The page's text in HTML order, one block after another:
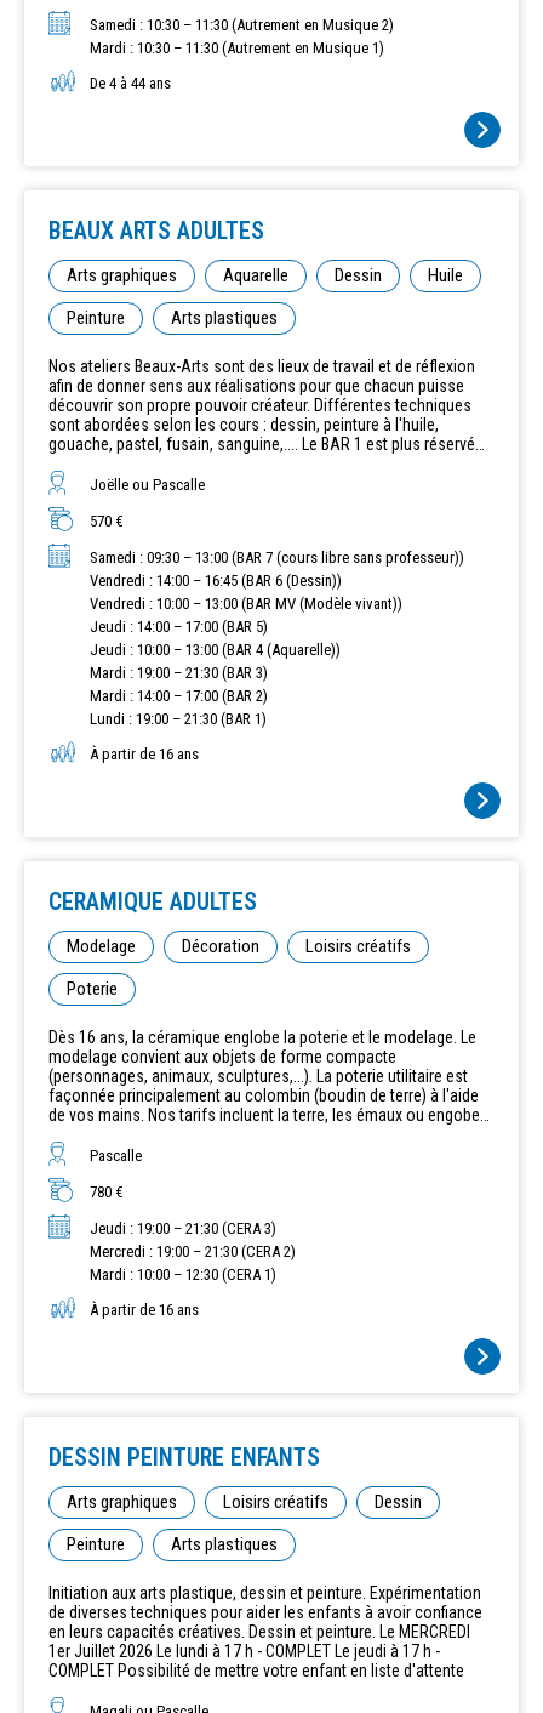
Samedi : 10:30 – 11:30 (Autrement en Musique 2)
Mardi : 10:30 – 11:30 (Autrement en Musique 1)
De 4 à 44 ans
BEAUX ARTS ADULTES
Arts graphiques Aquarelle Dessin
Huile
Peinture
Arts plastiques
Nos ateliers Beaux-Arts sont des lieux de travail et de réflexion
afin de donner sens aux réalisations pour que chacun puisse
découvrir son propre pouvoir créateur. Différentes techniques
sont abordées selon les cours : dessin, peinture à l'huile,
gouache, pastel, fusain, sanguine,.... Le BAR 1 est plus réservé
sont plus réservés à des personnes confirmées. Vous devez
apporter votre propre matériel, une liste vous sera envoyée sur
demande. Bar 1 : Débutants et faux débutants Bar 2 : Beaux-arts
et peinture Bar 3 : Beaux-arts et peinture Bar 4 : Aquarelle Bar 5 :
Beaux-arts et peinture Bar MV : Cours de modèle vivant avec
modèle Bar 6 : Dessin Le mardi 21 Juillet 2026 Bar 1 : Reste de la
place Bar 2 : COMPLET Bar 3 : Reste de la place Bar 4 : COMPLET
Bar 5 : Reste 4 places Bar MV : Reste 3 places Bar 6 : Reste 2
places
Joëlle ou Pascalle
570 €
Samedi : 09:30 – 13:00 (BAR 7 (cours libre sans professeur))
Vendredi : 14:00 – 16:45 (BAR 6 (Dessin))
Vendredi : 10:00 – 13:00 (BAR MV (Modèle vivant))
Jeudi : 14:00 – 17:00 (BAR 5)
Jeudi : 10:00 – 13:00 (BAR 4 (Aquarelle))
Mardi : 19:00 – 21:30 (BAR 3)
Mardi : 14:00 – 17:00 (BAR 2)
Lundi : 19:00 – 21:30 (BAR 1)
À partir de 16 ans
CERAMIQUE ADULTES
Modelage Décoration
Loisirs créatifs
Poterie
Dès 16 ans, la céramique englobe la poterie et le modelage. Le
modelage convient aux objets de forme compacte
(personnages, animaux, sculptures,...). La poterie utilitaire est
façonnée principalement au colombin (boudin de terre) à l'aide
de vos mains. Nos tarifs incluent la terre, les émaux ou engobes
2026 : Tous les cours de CERAMIQUE adultes sont COMPLETS
Possibilité d'être mis en liste d'attente ou de postuler pour les
stages Céramique
Pascalle
780 €
Jeudi : 19:00 – 21:30 (CERA 3)
Mercredi : 19:00 – 21:30 (CERA 2)
Mardi : 10:00 – 12:30 (CERA 1)
À partir de 16 ans
DESSIN PEINTURE ENFANTS
Arts graphiques Loisirs créatifs
Dessin
Peinture
Arts plastiques
Initiation aux arts plastique, dessin et peinture. Expérimentation
de diverses techniques pour aider les enfants à avoir confiance
en leurs capacités créatives. Dessin et peinture. Le MERCREDI
1er Juillet 2026 Le lundi à 17 h - COMPLET Le jeudi à 17 h -
COMPLET Possibilité de mettre votre enfant en liste d'attente